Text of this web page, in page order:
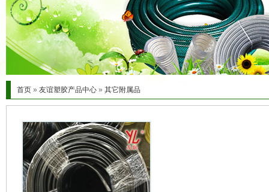
首页 » 友谊塑胶产品中心 » 其它附属品